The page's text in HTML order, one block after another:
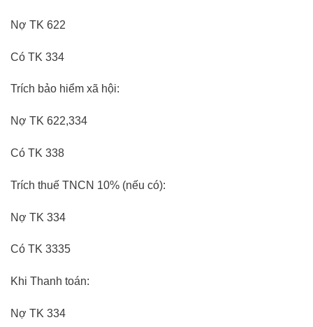
Nợ TK 622
Có TK 334
Trích bảo hiểm xã hội:
Nợ TK 622,334
Có TK 338
Trích thuế TNCN 10% (nếu có):
Nợ TK 334
Có TK 3335
Khi Thanh toán:
Nợ TK 334